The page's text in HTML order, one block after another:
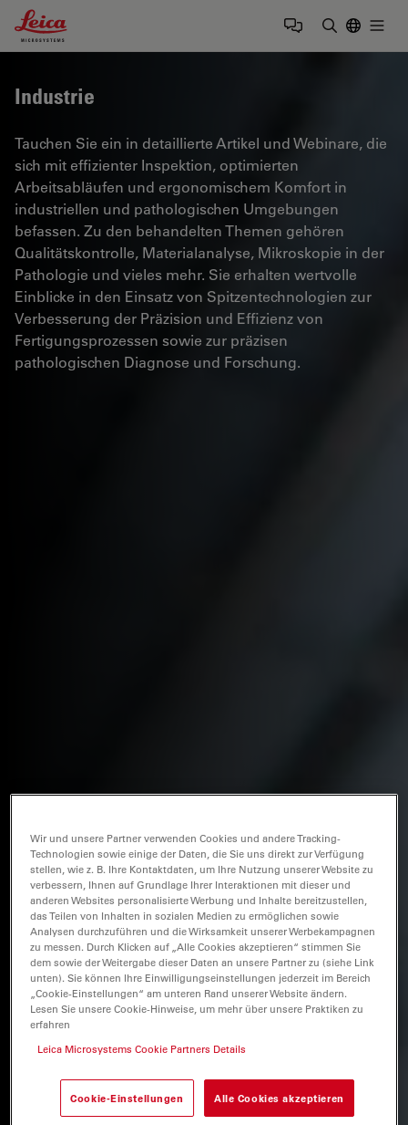
Leica Microsystems Logo
Industrie
Tauchen Sie ein in detaillierte Artikel und Webinare, die
sich mit effizienter Inspektion, optimierten
Arbeitsabläufen und ergonomischem Komfort in
industriellen und pathologischen Umgebungen
befassen. Zu den behandelten Themen gehören
Qualitätskontrolle, Materialanalyse, Mikroskopie in der
Pathologie und vieles mehr. Sie erhalten wertvolle
Einblicke in den Einsatz von Spitzentechnologien zur
Verbesserung der Präzision und Effizienz von
Fertigungsprozessen sowie zur präzisen
pathologischen Diagnose und Forschung.
Wir und unsere Partner verwenden Cookies und andere Tracking-
Technologien sowie einige der Daten, die Sie uns direkt zur Verfügung
stellen, wie z. B. Ihre Kontaktdaten, um Ihre Nutzung unserer Website zu
verbessern, Ihnen auf Grundlage Ihrer Interaktionen mit dieser und
anderen Websites personalisierte Werbung und Inhalte bereitzustellen,
das Teilen von Inhalten in sozialen Medien zu ermöglichen sowie
Analysen durchzuführen und die Wirksamkeit unserer Werbekampagnen
zu messen. Durch Klicken auf „Alle Cookies akzeptieren“ stimmen Sie
dem sowie der Weitergabe dieser Daten an unsere Partner zu (siehe Link
unten). Sie können Ihre Einwilligungseinstellungen jederzeit im Bereich
„Cookie-Einstellungen“ am unteren Rand unserer Website ändern.
Lesen Sie unsere Cookie-Hinweise, um mehr über unsere Praktiken zu
erfahren
Leica Microsystems Cookie Partners Details
Cookie-Einstellungen Alle Cookies akzeptieren